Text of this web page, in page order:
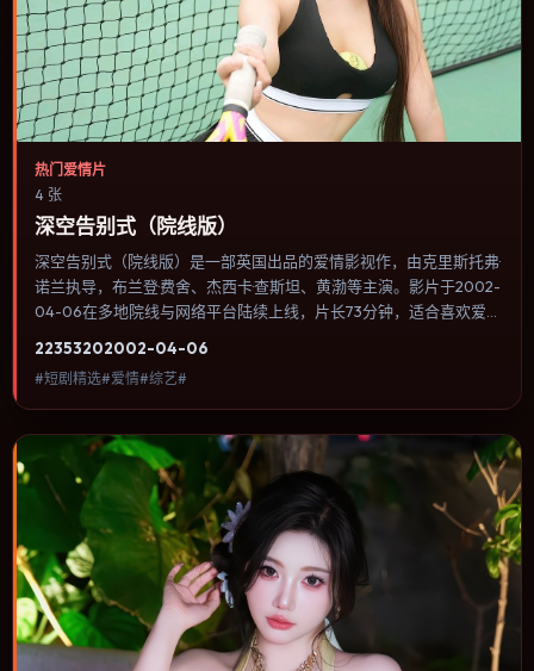
热门爱情片
4 张
深空告别式（院线版）
深空告别式（院线版）是一部英国出品的爱情影视作，由克里斯托弗·
诺兰执导，布兰登·费舍、杰西卡·查斯坦、黄渤等主演。影片于2002-
04-06在多地院线与网络平台陆续上线，片长73分钟，适合喜欢爱情
择与情节推进，节奏与视听语言统一，可作为休闲观影或类型片补片
的选择。
22353202002-04-06
#短剧精选#爱情#综艺#